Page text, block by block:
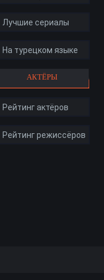
Лучшие сериалы
На турецком языке
АКТЁРЫ
Рейтинг актёров
Рейтинг режиссёров